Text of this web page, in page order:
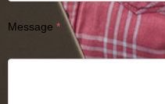
Message